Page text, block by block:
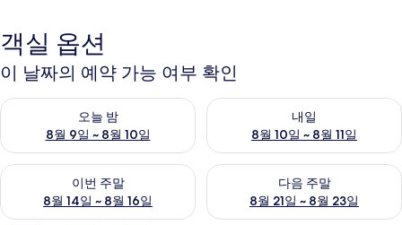
객실 옵션
이 날짜의 예약 가능 여부 확인
오늘 밤
8월 9일 ~ 8월 10일
오늘 밤 예약 가능 여부 확인, 8월 9일 ~ 8월 10일
내일
8월 10일 ~ 8월 11일
내일 예약 가능 여부 확인, 8월
이번 주말
8월 14일 ~ 8월 16일
이번 주말 예약 가능 여부 확인, 8월 14일 ~ 8월 16일
다음 주말
8월 21일 ~ 8월 23일
다음 주말 예약 가능 여부 확인